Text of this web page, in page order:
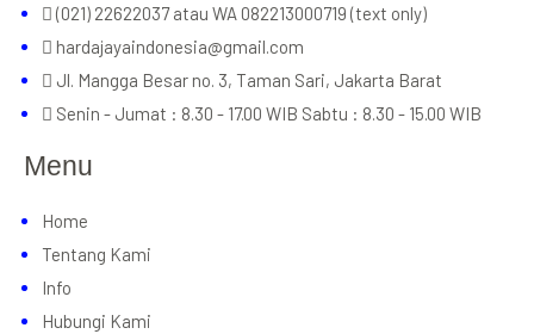
(021) 22622037 atau WA 082213000719 (text only)
hardajayaindonesia@gmail.com
Jl. Mangga Besar no. 3, Taman Sari, Jakarta Barat
Senin - Jumat : 8.30 - 17.00 WIB Sabtu : 8.30 - 15.00 WIB
Menu
Home
Tentang Kami
Info
Hubungi Kami